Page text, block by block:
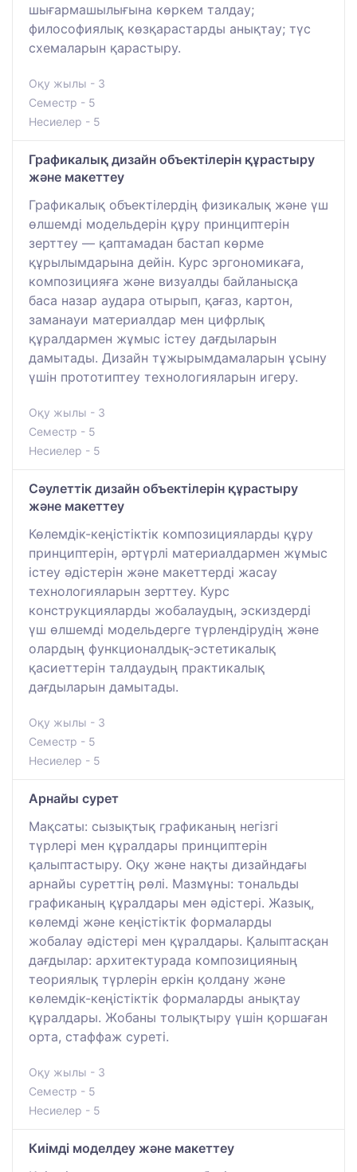
шығармашылығына көркем талдау;
философиялық көзқарастарды анықтау; түс
схемаларын қарастыру.
Оқу жылы - 3
Семестр - 5
Несиелер - 5
Графикалық дизайн объектілерін құрастыру
және макеттеу
Графикалық объектілердің физикалық және үш
өлшемді модельдерін құру принциптерін
зерттеу — қаптамадан бастап көрме
құрылымдарына дейін. Курс эргономикаға,
композицияға және визуалды байланысқа
баса назар аудара отырып, қағаз, картон,
заманауи материалдар мен цифрлық
құралдармен жұмыс істеу дағдыларын
дамытады. Дизайн тұжырымдамаларын ұсыну
үшін прототиптеу технологияларын игеру.
Оқу жылы - 3
Семестр - 5
Несиелер - 5
Сәулеттік дизайн объектілерін құрастыру
және макеттеу
Көлемдік-кеңістіктік композицияларды құру
принциптерін, әртүрлі материалдармен жұмыс
істеу әдістерін және макеттерді жасау
технологияларын зерттеу. Курс
конструкцияларды жобалаудың, эскиздерді
үш өлшемді модельдерге түрлендірудің және
олардың функционалдық-эстетикалық
қасиеттерін талдаудың практикалық
дағдыларын дамытады.
Оқу жылы - 3
Семестр - 5
Несиелер - 5
Арнайы сурет
Мақсаты: сызықтық графиканың негізгі
түрлері мен құралдары принциптерін
қалыптастыру. Оқу және нақты дизайндағы
арнайы суреттің рөлі. Мазмұны: тональды
графиканың құралдары мен әдістері. Жазық,
көлемді және кеңістіктік формаларды
жобалау әдістері мен құралдары. Қалыптасқан
дағдылар: архитектурада композицияның
теориялық түрлерін еркін қолдану және
көлемдік-кеңістіктік формаларды анықтау
құралдары. Жобаны толықтыру үшін қоршаған
орта, стаффаж суреті.
Оқу жылы - 3
Семестр - 5
Несиелер - 5
Киімді моделдеу және макеттеу